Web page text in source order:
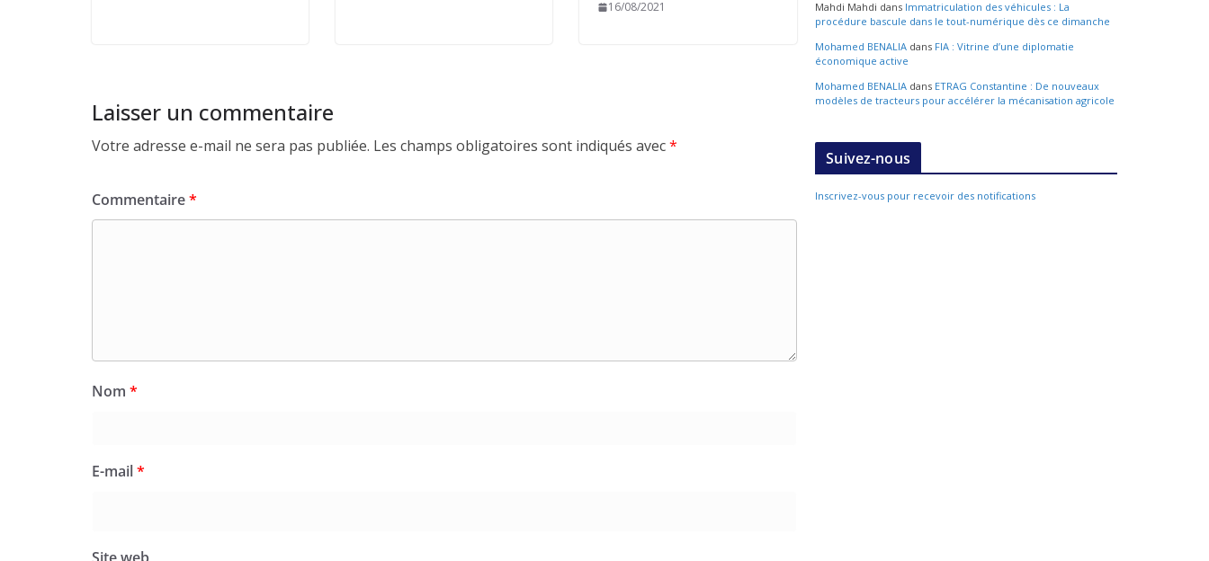
16/08/2021
Laisser un commentaire
Votre adresse e-mail ne sera pas publiée. Les champs obligatoires sont indiqués avec*
Commentaire*
Nom *
E-mail*
Mahdi Mahdi dans Immatriculation des véhicules : La
procédure bascule dans le tout-numérique dès ce dimanche
Mohamed BENALIA dans FIA : Vitrine d’une diplomatie
économique active
Mohamed BENALIA dans ETRAG Constantine : De nouveaux
modèles de tracteurs pour accélérer la mécanisation agricole
Suivez-nous
Inscrivez-vous pour recevoir des notifications